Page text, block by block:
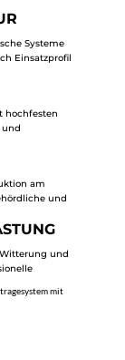
Systeme
Einsatzprofil
hochfesten
und
am
und
und